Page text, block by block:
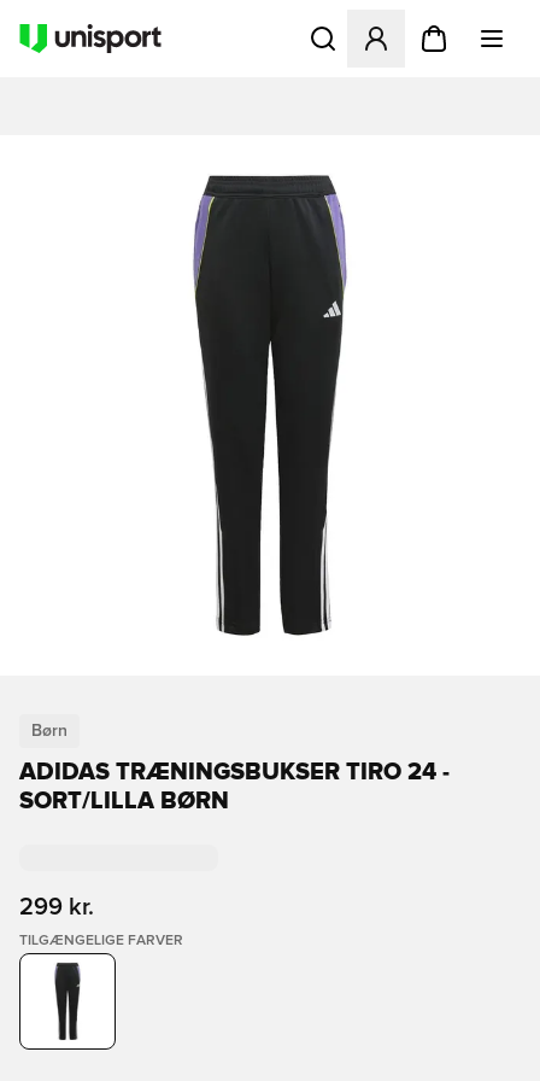
Åbner en Modal til at
Børn
ADIDAS TRÆNINGSBUKSER TIRO 24 -
SORT/LILLA BØRN
299 kr.
TILGÆNGELIGE FARVER